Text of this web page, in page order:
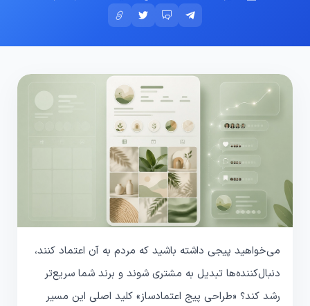
می‌خواهید پیجی داشته باشید که مردم به آن اعتماد کنند،
دنبال‌کننده‌ها تبدیل به مشتری شوند و برند شما سریع‌تر
رشد کند؟ «طراحی پیج اعتمادساز» کلید اصلی این مسیر